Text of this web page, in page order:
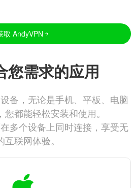
取 AndyVPN
您需求的应用
备，无论是手机、平板、电脑
都能轻松安装和使用。
多个设备上同时连接，享受无
互联网体验。